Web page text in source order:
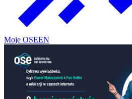
Moje OSEEN